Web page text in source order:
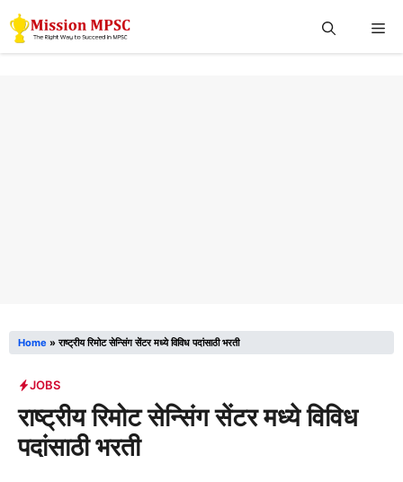
Skip
to
Home »राष्ट्रीय रिमोट सेन्सिंग सेंटर मध्ये विविध पदांसाठी भरती
JOBS
राष्ट्रीय रिमोट सेन्सिंग सेंटर मध्ये विविध
पदांसाठी भरती